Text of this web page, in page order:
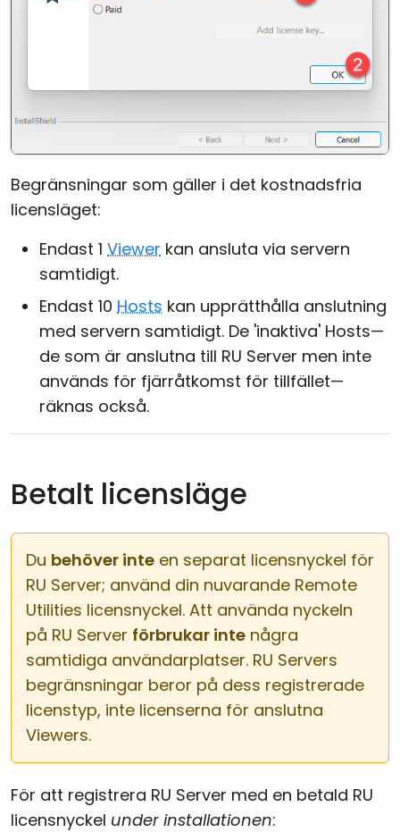
Begränsningar som gäller i det kostnadsfria
licensläget:
Endast 1 Viewer kan ansluta via servern
samtidigt.
Endast 10 Hosts kan upprätthålla anslutning
med servern samtidigt. De 'inaktiva' Hosts—
de som är anslutna till RU Server men inte
används för fjärråtkomst för tillfället—
räknas också.
Betalt licensläge
Du behöver inte en separat licensnyckel för
RU Server; använd din nuvarande Remote
Utilities licensnyckel. Att använda nyckeln
på RU Server förbrukar inte några
samtidiga användarplatser. RU Servers
begränsningar beror på dess registrerade
licenstyp, inte licenserna för anslutna
Viewers.
För att registrera RU Server med en betald RU
licensnyckel under installationen: